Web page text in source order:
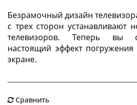
Безрамочный дизайн
с трех сторон устанавливают
телевизоров. Теперь вы
настоящий эффект
экране.
Сравнить